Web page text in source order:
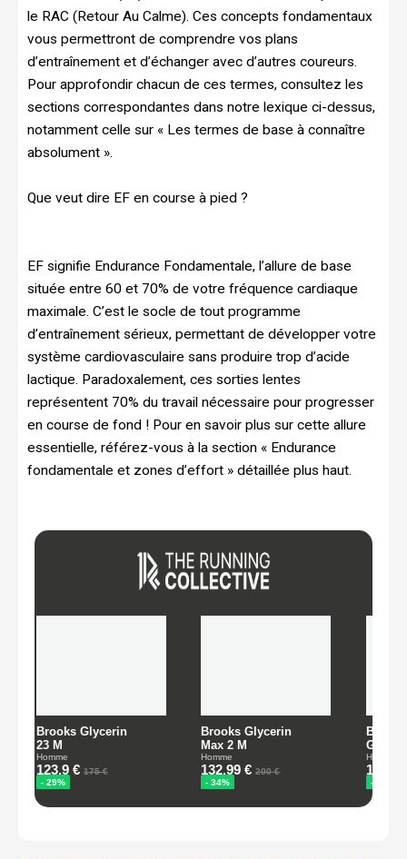
le RAC (Retour Au Calme). Ces concepts fondamentaux
vous permettront de comprendre vos plans
d’entraînement et d’échanger avec d’autres coureurs.
Pour approfondir chacun de ces termes, consultez les
sections correspondantes dans notre lexique ci-dessus,
notamment celle sur « Les termes de base à connaître
absolument ».
Que veut dire EF en course à pied ?
EF signifie Endurance Fondamentale, l’allure de base
située entre 60 et 70% de votre fréquence cardiaque
maximale. C’est le socle de tout programme
d’entraînement sérieux, permettant de développer votre
système cardiovasculaire sans produire trop d’acide
lactique. Paradoxalement, ces sorties lentes
représentent 70% du travail nécessaire pour progresser
en course de fond ! Pour en savoir plus sur cette allure
essentielle, référez-vous à la section « Endurance
fondamentale et zones d’effort » détaillée plus haut.